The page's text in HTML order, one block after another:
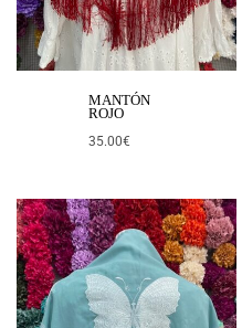
MANTÓN
ROJO
35.00€